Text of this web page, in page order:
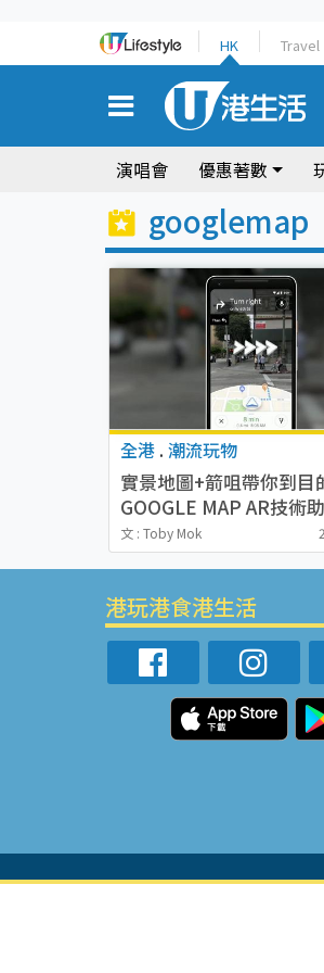
HK Travel
演唱會 優惠著數
googlemap
全港 . 潮流玩物
實景地圖+箭咀帶你到目
GOOGLE MAP AR技術
路
文 : Toby Mok
港玩港食港生活